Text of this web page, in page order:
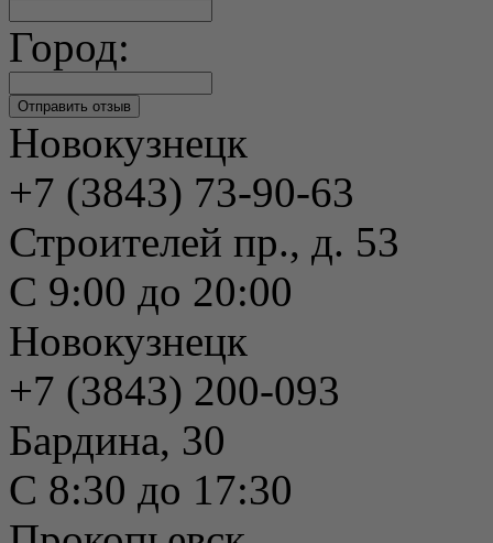
Город:
Новокузнецк
+7 (3843) 73-90-63
Строителей пр., д. 53
С 9:00 до 20:00
Новокузнецк
+7 (3843) 200-093
Бардина, 30
С 8:30 до 17:30